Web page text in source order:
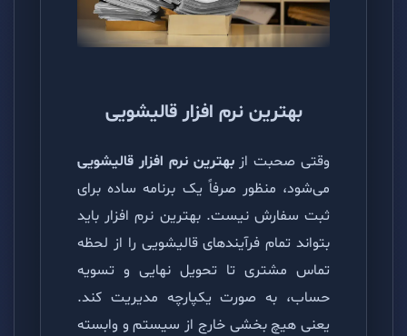
بهترین نرم افزار قالیشویی
وقتی صحبت ازبهترین نرم افزار قالیشویی
می‌شود، منظور صرفاً یک برنامه ساده برای
ثبت سفارش نیست. بهترین نرم افزار باید
بتواند تمام فرآیندهای قالیشویی را از لحظه
تماس مشتری تا تحویل نهایی و تسویه
حساب، به صورت یکپارچه مدیریت کند.
یعنی هیچ بخشی خارج از سیستم و وابسته